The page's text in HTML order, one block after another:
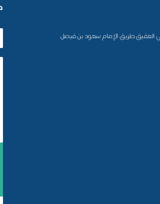
العقيق طريق الإمام سعود بن فيصل